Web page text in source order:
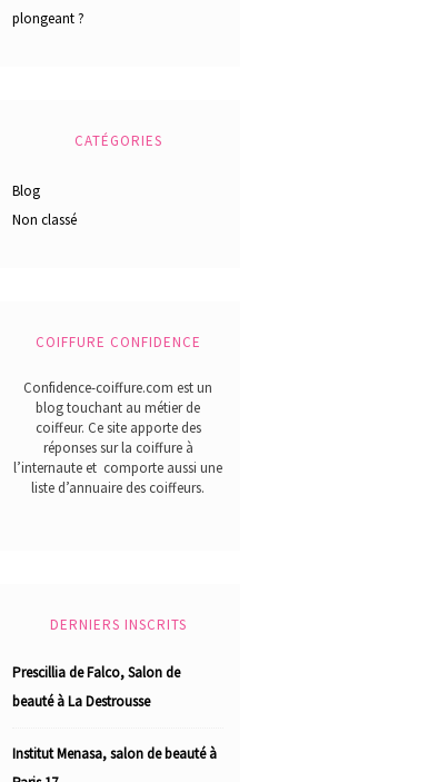
plongeant ?
CATÉGORIES
Blog
Non classé
COIFFURE CONFIDENCE
Confidence-coiffure.com est un
blog touchant au métier de
coiffeur. Ce site apporte des
réponses sur la coiffure à
l’internaute et comporte aussi une
liste d’annuaire des coiffeurs.
DERNIERS INSCRITS
Prescillia de Falco, Salon de
beauté à La Destrousse
Institut Menasa, salon de beauté à